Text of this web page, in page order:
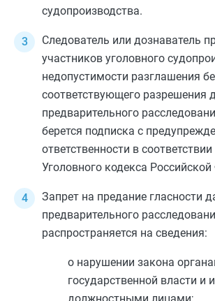
судопроизводства.
Следователь или дознаватель
участников уголовного
недопустимости разглашения
соответствующего разрешения
предварительного
берется подписка с
ответственности в соответствии
Уголовного кодекса
Запрет на предание гласности
предварительного
распространяется на сведения:
о нарушении закона
государственной власти и